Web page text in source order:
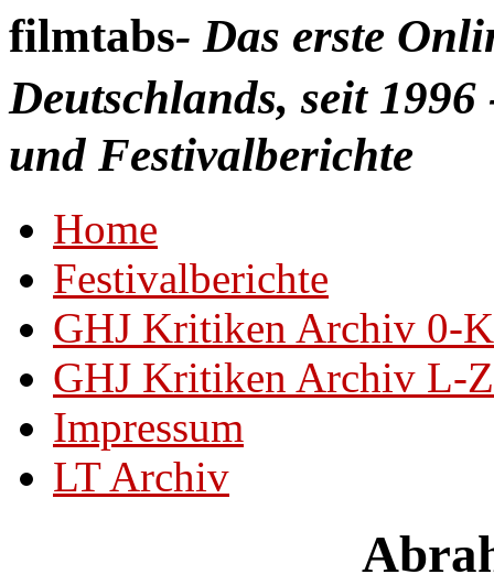
filmtabs- Das erste
Deutschlands, seit
und Festivalberichte
Home
Festivalberichte
GHJ Kritiken Archiv 0-K
GHJ Kritiken Archiv L-Z
Impressum
LT Archiv